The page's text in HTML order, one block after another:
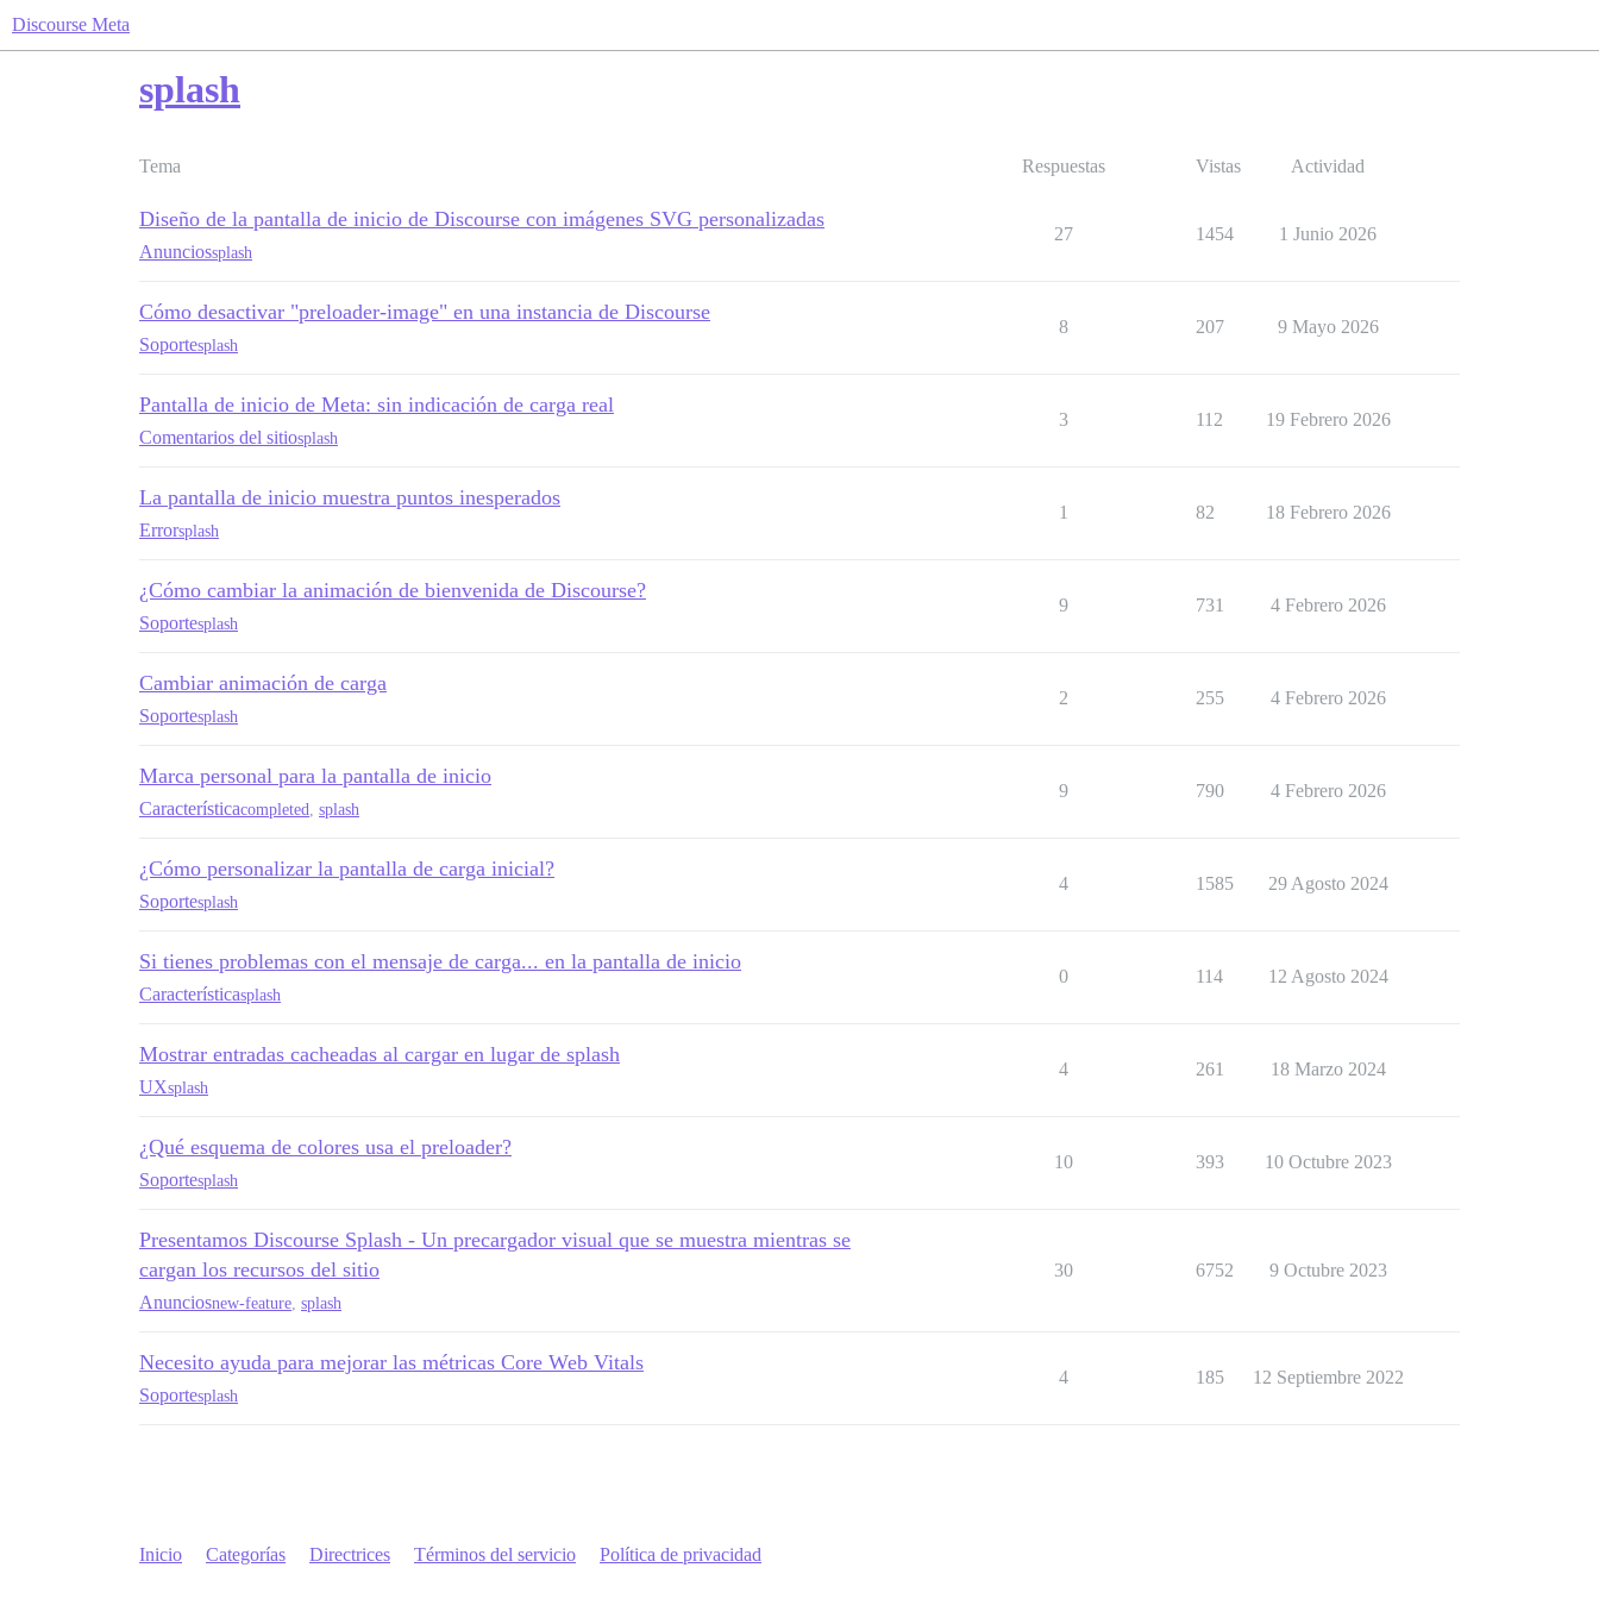
Discourse Meta
splash
Tema Respuestas Vistas Actividad
Diseño de la pantalla de inicio de Discourse con imágenes SVG personalizadas
Anunciossplash
27 1454 1 Junio 2026
Cómo desactivar "preloader-image" en una instancia de Discourse
Soportesplash
8 207 9 Mayo 2026
Pantalla de inicio de Meta: sin indicación de carga real
Comentarios del sitiosplash
3 112 19 Febrero 2026
La pantalla de inicio muestra puntos inesperados
Errorsplash
1 82 18 Febrero 2026
¿Cómo cambiar la animación de bienvenida de Discourse?
Soportesplash
9 731 4 Febrero 2026
Cambiar animación de carga
Soportesplash
2 255 4 Febrero 2026
Marca personal para la pantalla de inicio
Característicacompleted splash
9 790 4 Febrero 2026
¿Cómo personalizar la pantalla de carga inicial?
Soportesplash
4 1585 29 Agosto 2024
Si tienes problemas con el mensaje de carga... en la pantalla de inicio
Característicasplash
0 114 12 Agosto 2024
Mostrar entradas cacheadas al cargar en lugar de splash
UXsplash
4 261 18 Marzo 2024
¿Qué esquema de colores usa el preloader?
Soportesplash
10 393 10 Octubre 2023
Presentamos Discourse Splash - Un precargador visual que se muestra mientras se
cargan los recursos del sitio
Anunciosnew-feature splash
30 6752 9 Octubre 2023
Necesito ayuda para mejorar las métricas Core Web Vitals
Soportesplash
4 185 12 Septiembre 2022
Inicio Categorías Directrices Términos del servicio Política de privacidad